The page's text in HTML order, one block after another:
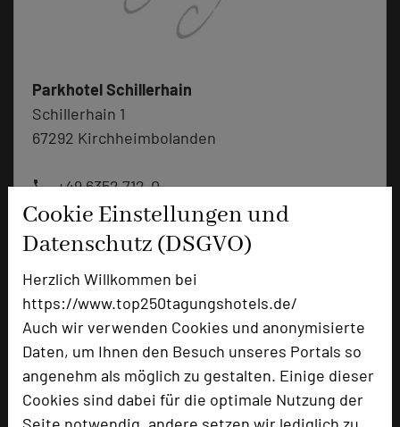
Cookie Einstellungen und
Datenschutz (DSGVO)
Herzlich Willkommen bei
https://www.top250tagungshotels.de/
Auch wir verwenden Cookies und anonymisierte
Daten, um Ihnen den Besuch unseres Portals so
angenehm als möglich zu gestalten. Einige dieser
Cookies sind dabei für die optimale Nutzung der
Seite notwendig, andere setzen wir lediglich zu
Parkhotel Schillerhain
Schillerhain 1
67292 Kirchheimbolanden
phone +49 6352 712-0
mail Email
language Homepage
zur Tagungsanfrage hinzufügen
Bewertung
Tagungsplaner